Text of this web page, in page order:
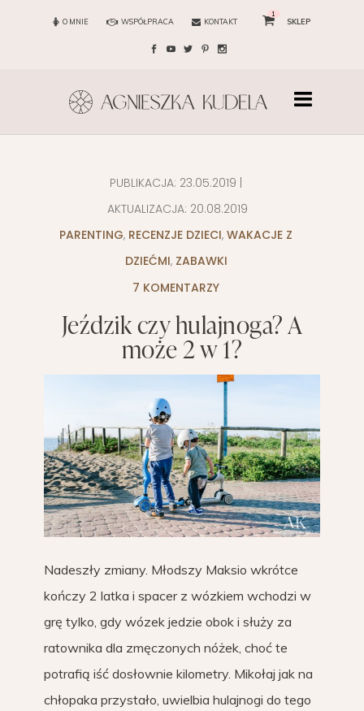
O MNIE WSPÓŁPRACA KONTAKT
1
SKLEP
PUBLIKACJA: 23.05.2019
AKTUALIZACJA: 20.08.2019
PARENTING, RECENZJE DZIECI, WAKACJE Z
DZIEĆMI, ZABAWKI
7 KOMENTARZY
Jeździk czy hulajnoga? A
może 2 w 1?
Nadeszły zmiany. Młodszy Maksio wkrótce
kończy 2 latka i spacer z wózkiem wchodzi w
grę tylko, gdy wózek jedzie obok i służy za
ratownika dla zmęczonych nóżek, choć te
potrafią iść dosłownie kilometry. Mikołaj jak na
chłopaka przystało, uwielbia hulajnogi do tego